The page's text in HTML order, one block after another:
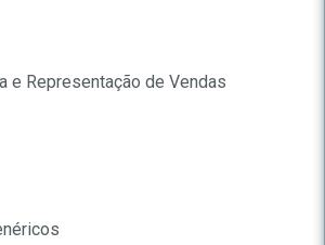
e Representação de Vendas